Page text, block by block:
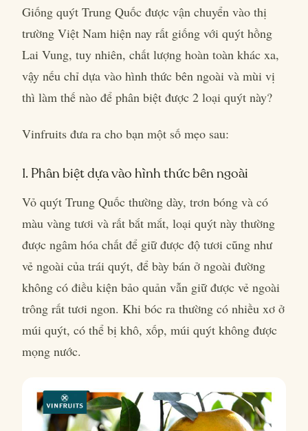
Giống quýt Trung Quốc được vận chuyển vào thị
trường Việt Nam hiện nay rất giống với quýt hồng
Lai Vung, tuy nhiên, chất lượng hoàn toàn khác xa,
vậy nếu chỉ dựa vào hình thức bên ngoài và mùi vị
thì làm thế nào để phân biệt được 2 loại quýt này?
Vinfruits đưa ra cho bạn một số mẹo sau:
1. Phân biệt dựa vào hình thức bên ngoài
Vỏ quýt Trung Quốc thường dày, trơn bóng và có
màu vàng tươi và rất bắt mắt, loại quýt này thường
được ngâm hóa chất để giữ được độ tươi cũng như
vẻ ngoài của trái quýt, để bày bán ở ngoài đường
không có điều kiện bảo quản vẫn giữ được vẻ ngoài
trông rất tươi ngon. Khi bóc ra thường có nhiều xơ ở
múi quýt, có thể bị khô, xốp, múi quýt không được
mọng nước.